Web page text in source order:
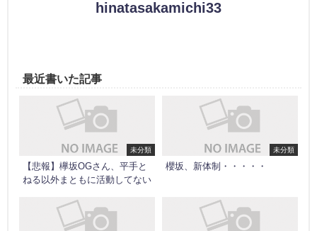
hinatasakamichi33
最近書いた記事
未分類
【悲報】欅坂OGさん、平手と
ねる以外まともに活動してない
未分類
櫻坂、新体制・・・・・